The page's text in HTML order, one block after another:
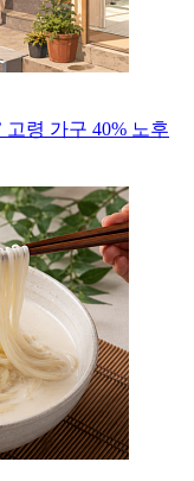
령 가구 40% 노후